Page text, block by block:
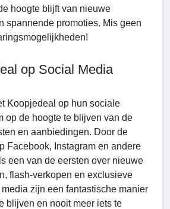
hoogte blijft van nieuwe
spannende promoties. Mis geen
op Social Media
Koopjedeal op hun sociale
op de hoogte te blijven van de
en aanbiedingen. Door de
Facebook, Instagram en andere
een van de eersten over nieuwe
flash-verkopen en exclusieve
zijn een fantastische manier
blijven en nooit meer iets te